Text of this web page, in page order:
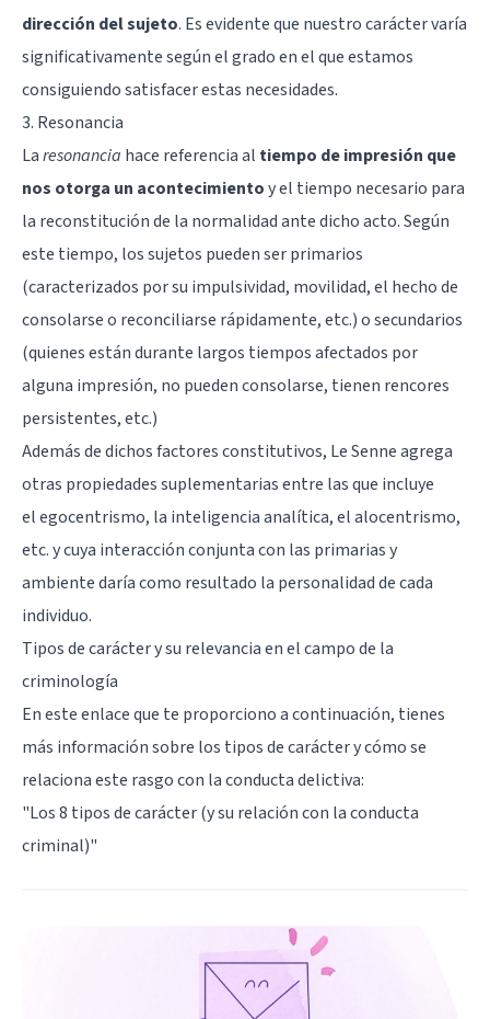
dirección del sujeto. Es evidente que nuestro carácter varía
significativamente según el grado en el que estamos
consiguiendo satisfacer estas necesidades.
3. Resonancia
Laresonancia hace referencia al tiempo de impresión que
nos otorga un acontecimientoy el tiempo necesario para
la reconstitución de la normalidad ante dicho acto. Según
este tiempo, los sujetos pueden ser primarios
(caracterizados por su impulsividad, movilidad, el hecho de
consolarse o reconciliarse rápidamente, etc.) o secundarios
(quienes están durante largos tiempos afectados por
alguna impresión, no pueden consolarse, tienen rencores
persistentes, etc.)
Además de dichos factores constitutivos, Le Senne agrega
otras propiedades suplementarias entre las que incluye
elegocentrismo, la inteligencia analítica, el alocentrismo,
etc. y cuya interacción conjunta con las primarias y
ambiente daría como resultado la personalidad de cada
individuo.
Tipos de carácter y su relevancia en el campo de la
criminología
En este enlace que te proporciono a continuación, tienes
más información sobre los tipos de carácter y cómo se
relaciona este rasgo con la conducta delictiva:
"Los 8 tipos de carácter (y su relación con la conducta
criminal)"